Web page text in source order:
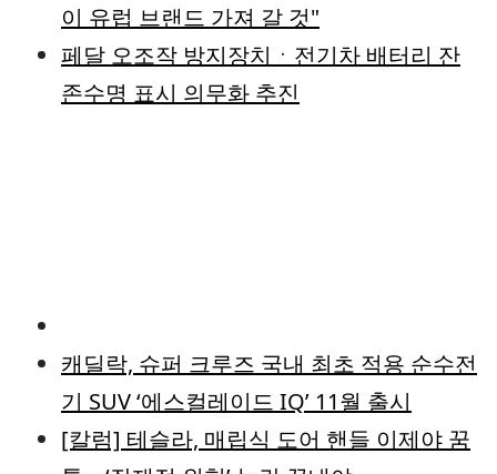
이 유럽 브랜드 가져 갈 것"
페달 오조작 방지장치ㆍ전기차 배터리 잔
존수명 표시 의무화 추진
캐딜락, 슈퍼 크루즈 국내 최초 적용 순수전
기 SUV ‘에스컬레이드 IQ’ 11월 출시
[칼럼] 테슬라, 매립식 도어 핸들 이제야 꿈